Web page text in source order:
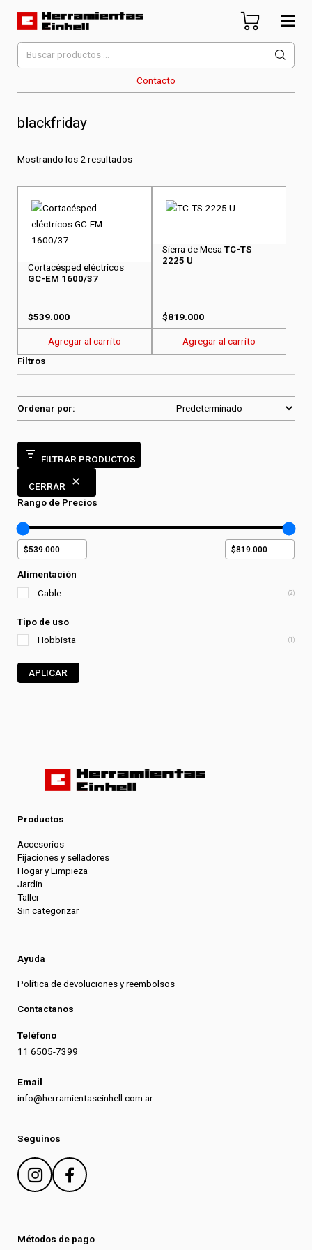
Herramientas Einhell
Distribuidor Oficial
Contacto
Buscar
por:
blackfriday
Mostrando los 2 resultados
Cortacésped eléctricos
GC-EM 1600/37
$539.000
Agregar al carrito
Sierra de Mesa TC-TS
2225 U
$819.000
Agregar al carrito
Filtros
Ordenar por:
FILTRAR PRODUCTOS
CERRAR
Rango de Precios
Alimentación
Cable
(2)
Tipo de uso
Hobbista
(1)
APLICAR
Productos
Accesorios
Fijaciones y selladores
Hogar y Limpieza
Jardin
Taller
Sin categorizar
Ayuda
Política de devoluciones y reembolsos
Contactanos
Teléfono
11 6505-7399
Email
info@herramientaseinhell.com.ar
Seguinos
Métodos de pago